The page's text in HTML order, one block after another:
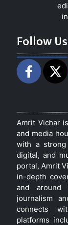
Follow Us
Amrit Vichar
and media
with a
digital, and
portal, Amrit
in-depth
and around
journalism
connects
platforms